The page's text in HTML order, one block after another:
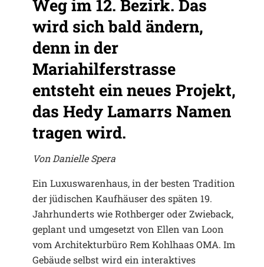
Weg im 12. Bezirk. Das
wird sich bald ändern,
denn in der
Mariahilferstrasse
entsteht ein neues Projekt,
das Hedy Lamarrs Namen
tragen wird.
Von Danielle Spera
Ein Luxuswarenhaus, in der besten Tradition
der jüdischen Kaufhäuser des späten 19.
Jahrhunderts wie Rothberger oder Zwieback,
geplant und umgesetzt von Ellen van Loon
vom Architekturbüro Rem Kohlhaas OMA. Im
Gebäude selbst wird ein interaktives